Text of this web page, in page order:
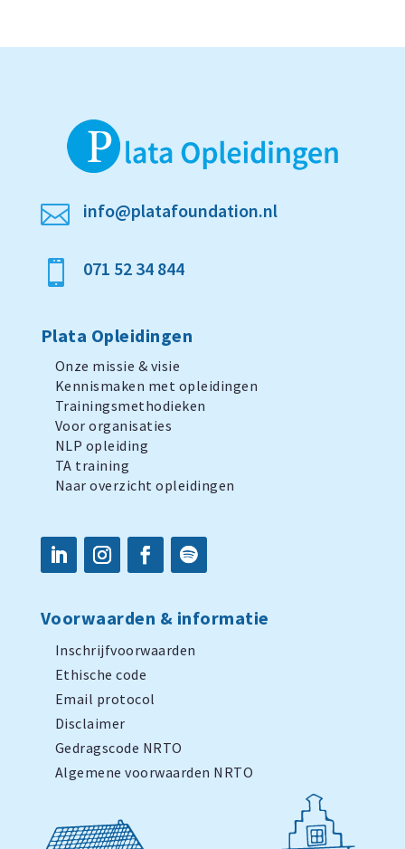
 info@platafoundation.nl
 071 52 34 844
Plata Opleidingen
Onze missie & visie
Kennismaken met opleidingen
Trainingsmethodieken
Voor organisaties
NLP opleiding
TA training
Naar overzicht opleidingen
Voorwaarden & informatie
Inschrijfvoorwaarden
Ethische code
Email protocol
Disclaimer
Gedragscode NRTO
Algemene voorwaarden NRTO